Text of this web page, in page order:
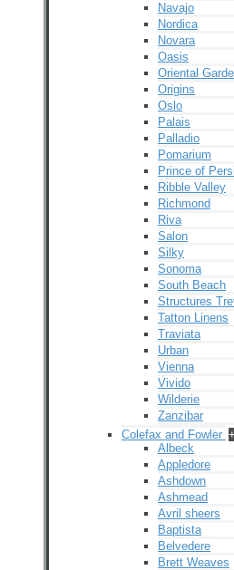
Navajo
Nordica
Novara
Oasis
Oriental
Origins
Oslo
Palais
Palladio
Pomarium
Prince of
Ribble Valley
Richmond
Riva
Salon
Silky
Sonoma
South Beach
Structures
Tatton Linens
Traviata
Urban
Vienna
Vivido
Wilderie
Zanzibar
Colefax and Fowler +
Albeck
Appledore
Ashdown
Ashmead
Avril sheers
Baptista
Belvedere
Brett Weaves